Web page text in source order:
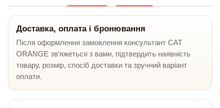
Доставка, оплата і бронювання
Після оформлення замовлення консультант CAT
ORANGE зв’яжеться з вами, підтвердить наявність
товару, розмір, спосіб доставки та зручний варіант
оплати.